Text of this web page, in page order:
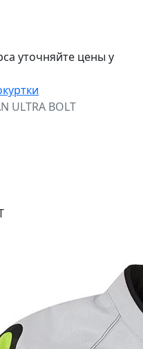
уточняйте цены у
ULTRA BOLT